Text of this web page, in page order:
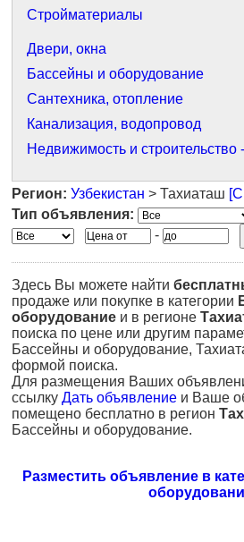
Стройматериалы
Двери, окна
Бассейны и оборудование
Сантехника, отопление
Канализация, водопровод
Недвижимость и строительство
Регион: Узбекистан > Тахиаташ
Тип объявления:
-
Здесь Вы можете найти
продаже или покупке в категории
оборудование и в регионе
поиска по цене или другим
Бассейны и оборудование,
формой поиска.
Для размещения Ваших
ссылку Дать объявление и Ваше
помещено бесплатно в регион
Бассейны и оборудование.
Разместить объявление в